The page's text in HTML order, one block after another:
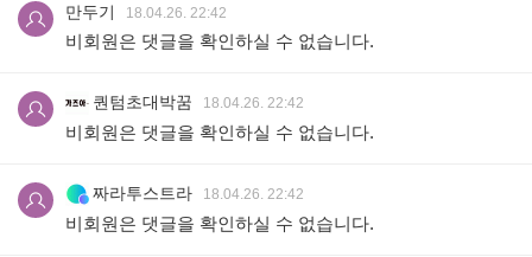
만두기 18.04.26. 22:42
비회원은 댓글을 확인하실 수 없습니다.
퀀텀초대박꿈 18.04.26. 22:42
비회원은 댓글을 확인하실 수 없습니다.
짜라투스트라 18.04.26. 22:42
비회원은 댓글을 확인하실 수 없습니다.